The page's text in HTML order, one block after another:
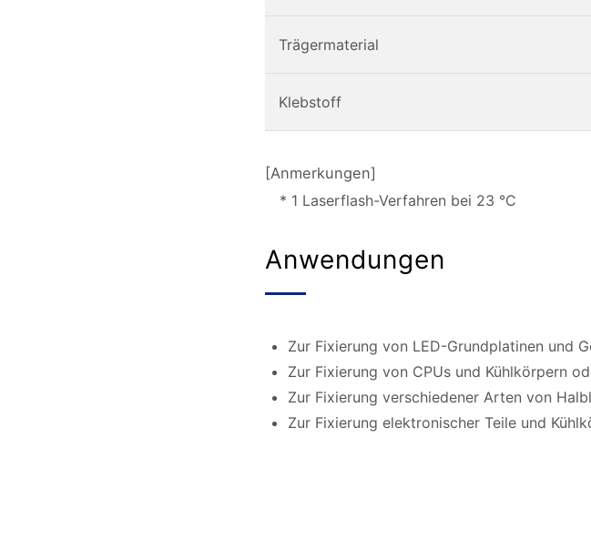
Trägermaterial
Klebstoff
[Anmerkungen]
* 1 Laserflash-Verfahren bei 23 °C
Anwendungen
Zur Fixierung von LED-Grundplatinen und
Zur Fixierung von CPUs und Kühlkörpern
Zur Fixierung verschiedener Arten von
Zur Fixierung elektronischer Teile und